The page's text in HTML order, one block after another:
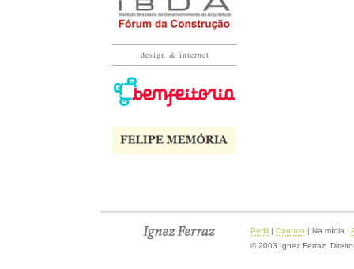
design & internet
Perfil | Contato | Na mídia |
© 2003 Ignez Ferraz.